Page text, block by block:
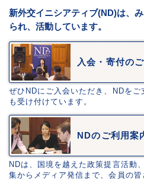
新外交イニシアティブ(ND)は、
られ、活動しています。
入会・寄付の
ぜひNDにご入会いただき、NDを
も受け付けています。
NDのご利用案
NDは、国境を越えた政策提言活動
集からメディア発信まで、会員の